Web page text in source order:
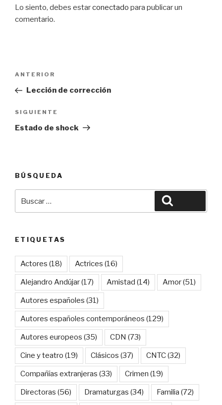
Lo siento, debes estarconectado para publicar un
comentario.
entradas
Entrada
anterior:
ANTERIOR
Lección de corrección
Siguiente
entrada
SIGUIENTE
Estado de shock
BÚSQUEDA
por:
ETIQUETAS
Actores (18) Actrices (16)
Alejandro Andújar(17) Amistad (14) Amor(51)
Autores españoles (31)
Autores españoles contemporáneos (129)
Autores europeos (35) CDN (73)
Cine y teatro (19) Clásicos (37) CNTC(32)
Compañías extranjeras (33) Crimen (19)
Directoras (56) Dramaturgas (34) Familia (72)